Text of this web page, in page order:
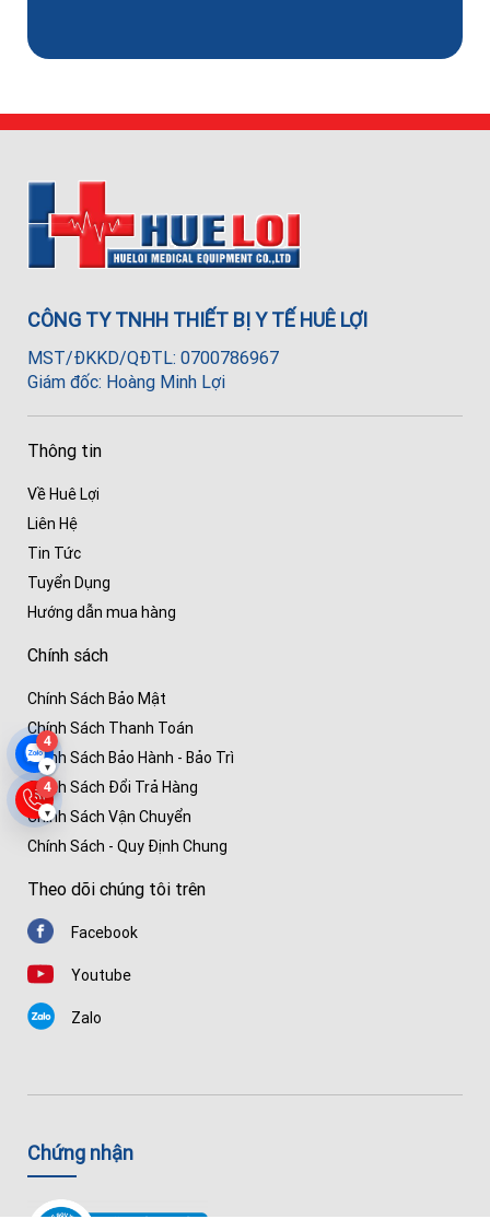
4
▾
4
▾
CÔNG TY TNHH THIẾT BỊ Y TẾ HUÊ LỢI
MST/ĐKKD/QĐTL: 0700786967
Giám đốc: Hoàng Minh Lợi
Thông tin
Về Huê Lợi
Liên Hệ
Tin Tức
Tuyển Dụng
Hướng dẫn mua hàng
Chính sách
Chính Sách Bảo Mật
Chính Sách Thanh Toán
Chính Sách Bảo Hành - Bảo Trì
Chính Sách Đổi Trả Hàng
Chính Sách Vận Chuyển
Chính Sách - Quy Định Chung
Theo dõi chúng tôi trên
Facebook
Youtube
Zalo
Chứng nhận